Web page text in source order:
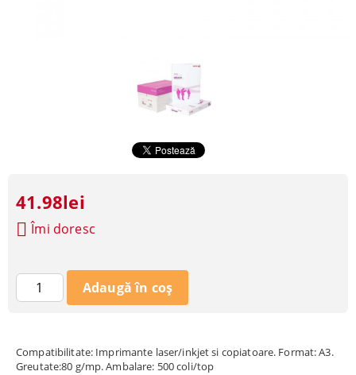
Compatibilitate: Imprimante laser/inkjet si copiatoare. Format: A3.
Greutate:80 g/mp. Ambalare: 500 coli/top
41.98lei
Îmi doresc